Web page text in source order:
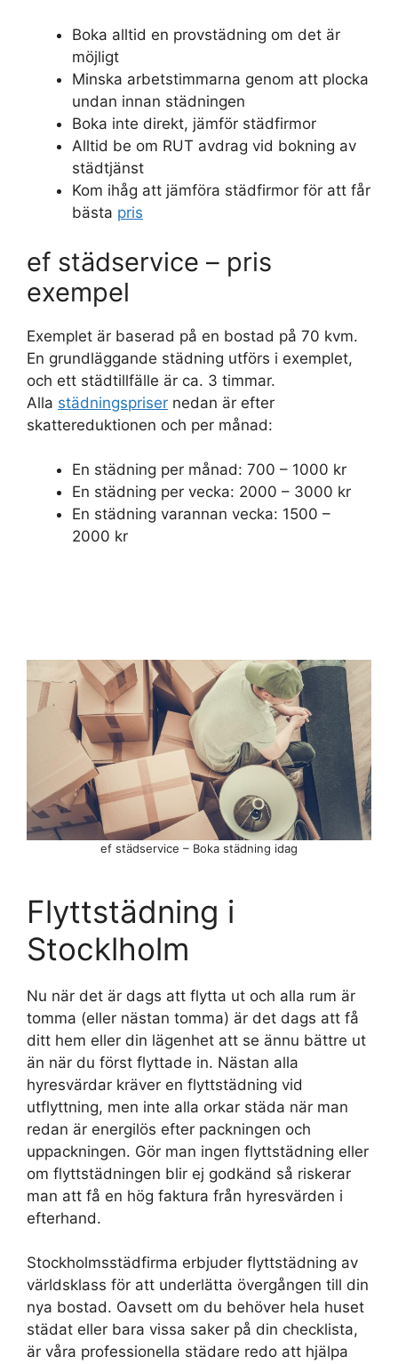
Boka alltid en provstädning om det är
möjligt
Minska arbetstimmarna genom att plocka
undan innan städningen
Boka inte direkt, jämför städfirmor
Alltid be om RUT avdrag vid bokning av
städtjänst
Kom ihåg att jämföra städfirmor för att får
bästa pris
ef städservice – pris
exempel
Exemplet är baserad på en bostad på 70 kvm.
En grundläggande städning utförs i exemplet,
och ett städtillfälle är ca. 3 timmar.
Alla städningspriser nedan är efter
skattereduktionen och per månad:
En städning per månad: 700 – 1000 kr
En städning per vecka: 2000 – 3000 kr
En städning varannan vecka: 1500 –
2000 kr
Flyttstädning i
Stocklholm
Nu när det är dags att flytta ut och alla rum är
tomma (eller nästan tomma) är det dags att få
ditt hem eller din lägenhet att se ännu bättre ut
än när du först flyttade in. Nästan alla
hyresvärdar kräver en flyttstädning vid
utflyttning, men inte alla orkar städa när man
redan är energilös efter packningen och
uppackningen. Gör man ingen flyttstädning eller
om flyttstädningen blir ej godkänd så riskerar
man att få en hög faktura från hyresvärden i
efterhand.
Stockholmsstädfirma erbjuder flyttstädning av
världsklass för att underlätta övergången till din
nya bostad. Oavsett om du behöver hela huset
städat eller bara vissa saker på din checklista,
är våra professionella städare redo att hjälpa
ef städservice – Boka städning idag